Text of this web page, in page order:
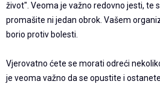
život". Veoma je važno redovno jesti, te
promašite ni jedan obrok. Vašem
borio protiv bolesti.
Vjerovatno ćete se morati odreći
je veoma važno da se opustite i